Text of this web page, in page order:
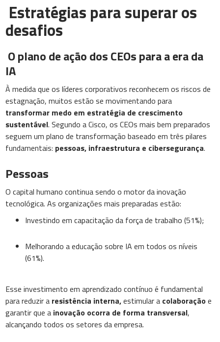
Estratégias para superar os
desafios
O plano de ação dos CEOs para a era da
IA
À medida que os líderes corporativos reconhecem os riscos de
estagnação, muitos estão se movimentando para
transformar medo em estratégia de crescimento
sustentável. Segundo a Cisco, os CEOs mais bem preparados
seguem um plano de transformação baseado em três pilares
fundamentais: pessoas, infraestrutura e cibersegurança.
Pessoas
O capital humano continua sendo o motor da inovação
tecnológica. As organizações mais preparadas estão:
Investindo em capacitação da força de trabalho (51%);
Melhorando a educação sobre IA em todos os níveis
(61%).
Esse investimento em aprendizado contínuo é fundamental
para reduzir a resistência interna,estimular a colaboraçãoe
garantir que a inovação ocorra de forma transversal,
alcançando todos os setores da empresa.